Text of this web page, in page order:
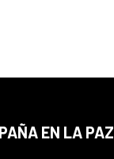
EN LA PAZ